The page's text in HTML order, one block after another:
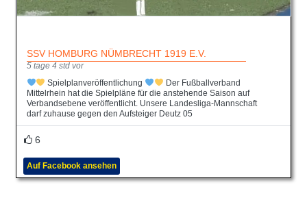
SSV HOMBURG NÜMBRECHT 1919 E.V.
5 tage 4 std vor
Spielplanveröffentlichung
Der Fußballverband
Mittelrhein hat die Spielpläne für die anstehende Saison auf
Verbandsebene veröffentlicht. Unsere Landesliga-Mannschaft
darf zuhause gegen den Aufsteiger Deutz 05
6
Auf Facebook ansehen